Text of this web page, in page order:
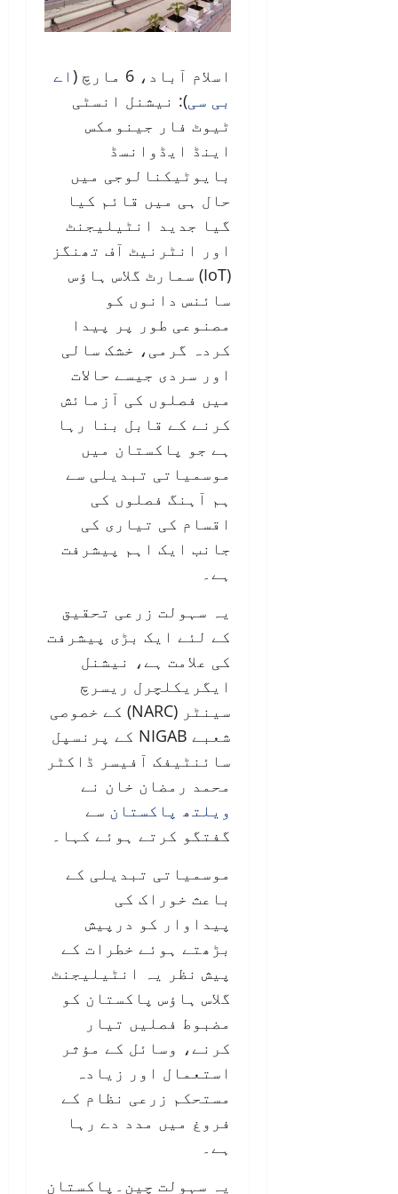
اسلام آباد، 6 مارچ (
اے
بی سی): نیشنل انسٹی
ٹیوٹ فار جینومکس
اینڈ ایڈوانسڈ
بایوٹیکنالوجی میں
حال ہی میں قائم کیا
گیا جدید انٹیلیجنٹ
اور انٹرنیٹ آف تھنگز
(IoT) سمارٹ گلاس ہاؤس
سائنس دانوں کو
مصنوعی طور پر پیدا
کردہ گرمی، خشک سالی
اور سردی جیسے حالات
میں فصلوں کی آزمائش
کرنے کے قابل بنا رہا
ہے جو پاکستان میں
موسمیاتی تبدیلی سے
ہم آہنگ فصلوں کی
اقسام کی تیاری کی
جانب ایک اہم پیشرفت
ہے۔
یہ سہولت زرعی تحقیق
کے لئے ایک بڑی پیشرفت
کی علامت ہے، نیشنل
ایگریکلچرل ریسرچ
سینٹر (NARC) کے خصوصی
شعبے NIGAB کے پرنسپل
سائنٹیفک آفیسر ڈاکٹر
محمد رمضان خان نے
ویلتھ پاکستان سے
گفتگو کرتے ہوئے کہا۔
موسمیاتی تبدیلی کے
باعث خوراک کی
پیداوار کو درپیش
بڑھتے ہوئے خطرات کے
پیش نظر یہ انٹیلیجنٹ
گلاس ہاؤس پاکستان کو
مضبوط فصلیں تیار
کرنے، وسائل کے مؤثر
استعمال اور زیادہ
مستحکم زرعی نظام کے
فروغ میں مدد دے رہا
ہے۔
یہ سہولت چین۔پاکستان